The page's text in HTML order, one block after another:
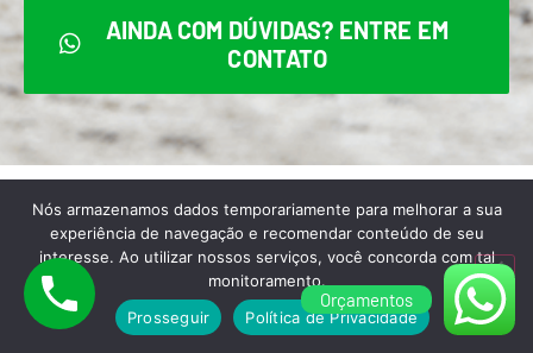
AINDA COM DÚVIDAS? ENTRE EM
CONTATO
Para melhor atendê-lo,
aceitamos todas as formas de
Orçamentos
Nós armazenamos dados temporariamente para melhorar a sua
experiência de navegação e recomendar conteúdo de seu
interesse. Ao utilizar nossos serviços, você concorda com tal
monitoramento.
Prosseguir
Política de Privacidade